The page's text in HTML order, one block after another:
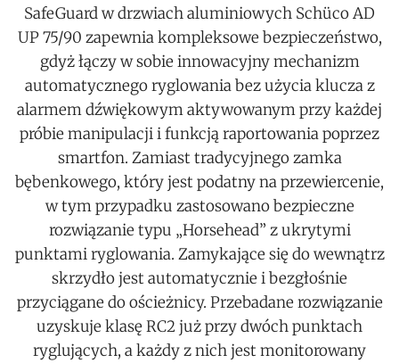
SafeGuard w drzwiach aluminiowych Schüco AD
UP 75/90 zapewnia kompleksowe bezpieczeństwo,
gdyż łączy w sobie innowacyjny mechanizm
automatycznego ryglowania bez użycia klucza z
alarmem dźwiękowym aktywowanym przy każdej
próbie manipulacji i funkcją raportowania poprzez
smartfon. Zamiast tradycyjnego zamka
bębenkowego, który jest podatny na przewiercenie,
w tym przypadku zastosowano bezpieczne
rozwiązanie typu „Horsehead” z ukrytymi
punktami ryglowania. Zamykające się do wewnątrz
skrzydło jest automatycznie i bezgłośnie
przyciągane do ościeżnicy. Przebadane rozwiązanie
uzyskuje klasę RC2 już przy dwóch punktach
ryglujących, a każdy z nich jest monitorowany